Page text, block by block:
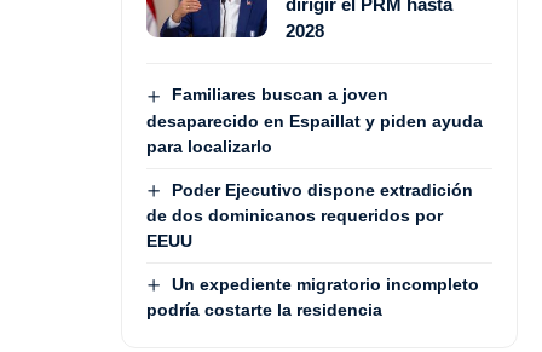
dirigir el PRM hasta
2028
Familiares buscan a joven
desaparecido en Espaillat y piden ayuda
para localizarlo
Poder Ejecutivo dispone extradición
de dos dominicanos requeridos por
EEUU
Un expediente migratorio incompleto
podría costarte la residencia